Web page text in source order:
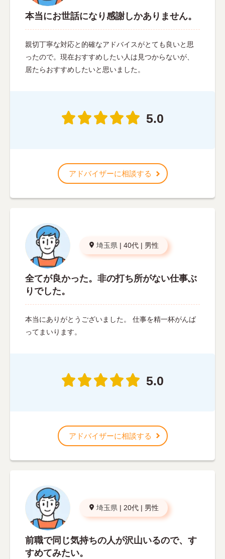
本当にお世話になり感謝しかありません。
親切丁寧な対応と的確なアドバイスがとても良いと思
ったので。現在おすすめしたい人は見つからないが、
居たらおすすめしたいと思いました。
5.0
アドバイザーに相談する
埼玉県 | 40代 | 男性
全てが良かった。非の打ち所がない仕事ぶ
りでした。
本当にありがとうございました。 仕事を精一杯がんば
ってまいります。
5.0
アドバイザーに相談する
埼玉県 | 20代 | 男性
前職で同じ気持ちの人が沢山いるので、す
すめてみたい。